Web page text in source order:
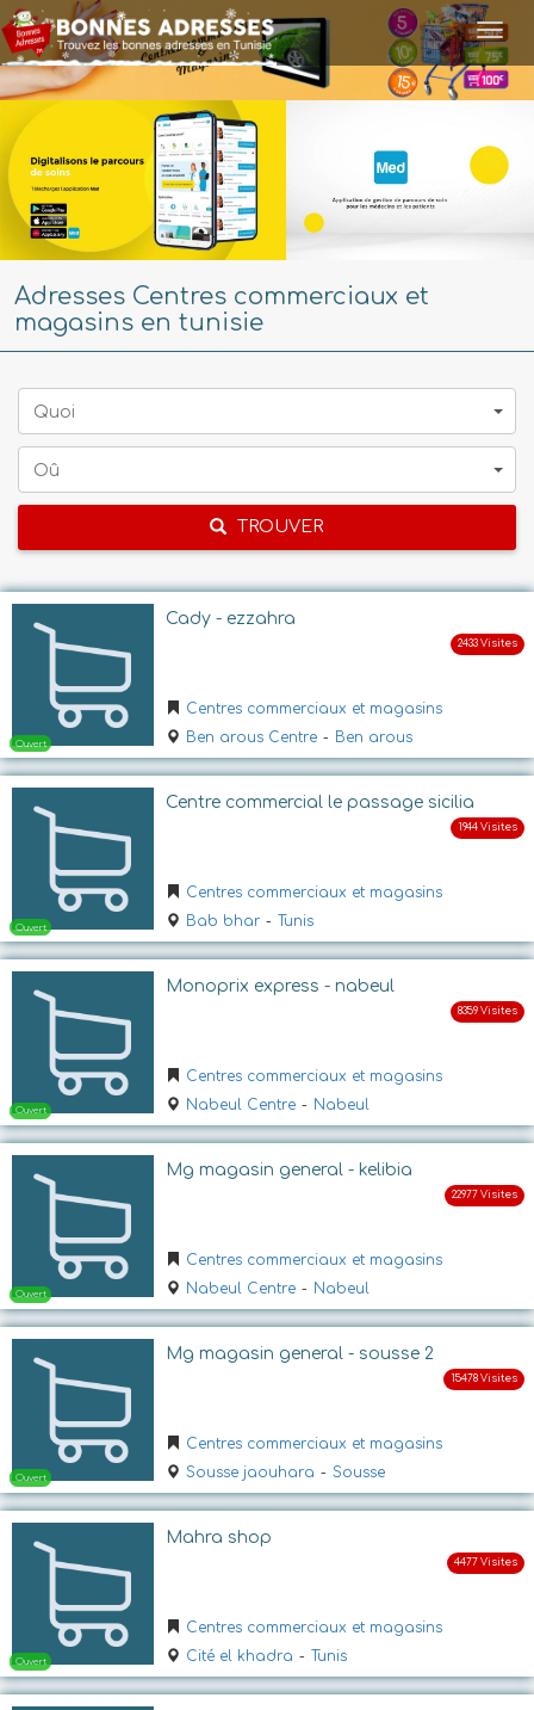
Adresses Centres commerciaux et
magasins en tunisie
Quoi
Oû
TROUVER
Ouvert
Cady - ezzahra
Centres commerciaux et magasins
Ben arous Centre - Ben arous
Ouvert
Centre commercial le passage sicilia
Centres commerciaux et magasins
Bab bhar - Tunis
Monoprix express - nabeul
Centres commerciaux et magasins
Nabeul Centre - Nabeul
Mg magasin general - kelibia
Centres commerciaux et magasins
Nabeul Centre - Nabeul
Mg magasin general - sousse 2
Centres commerciaux et magasins
Sousse jaouhara - Sousse
Mahra shop
Centres commerciaux et magasins
Cité el khadra - Tunis